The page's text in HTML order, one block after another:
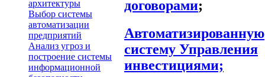
архитектуры
Выбор системы
автоматизации
предприятий
Анализ угроз и
построение системы
информационной
договорами;
Автоматизированную
систему Управления
инвестициями;